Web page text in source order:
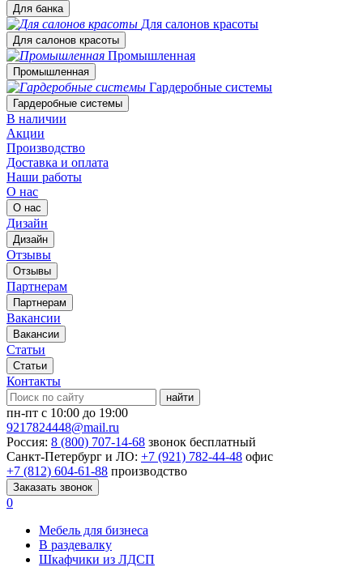
Для банка
Для салонов красоты
Для салонов красоты
Промышленная
Промышленная
Гардеробные системы
Гардеробные системы
В наличии
Акции
Производство
Доставка и оплата
Наши работы
О нас
О нас
Дизайн
Дизайн
Отзывы
Отзывы
Партнерам
Партнерам
Вакансии
Вакансии
Статьи
Статьи
Контакты
найти
пн-пт с 10:00 до 19:00
9217824448@mail.ru
Россия: 8 (800) 707-14-68 звонок бесплатный
Санкт-Петербург и ЛО: +7 (921) 782-44-48 офис
+7 (812) 604-61-88 производство
Заказать звонок
0
Мебель для бизнеса
В раздевалку
Шкафчики из ЛДСП